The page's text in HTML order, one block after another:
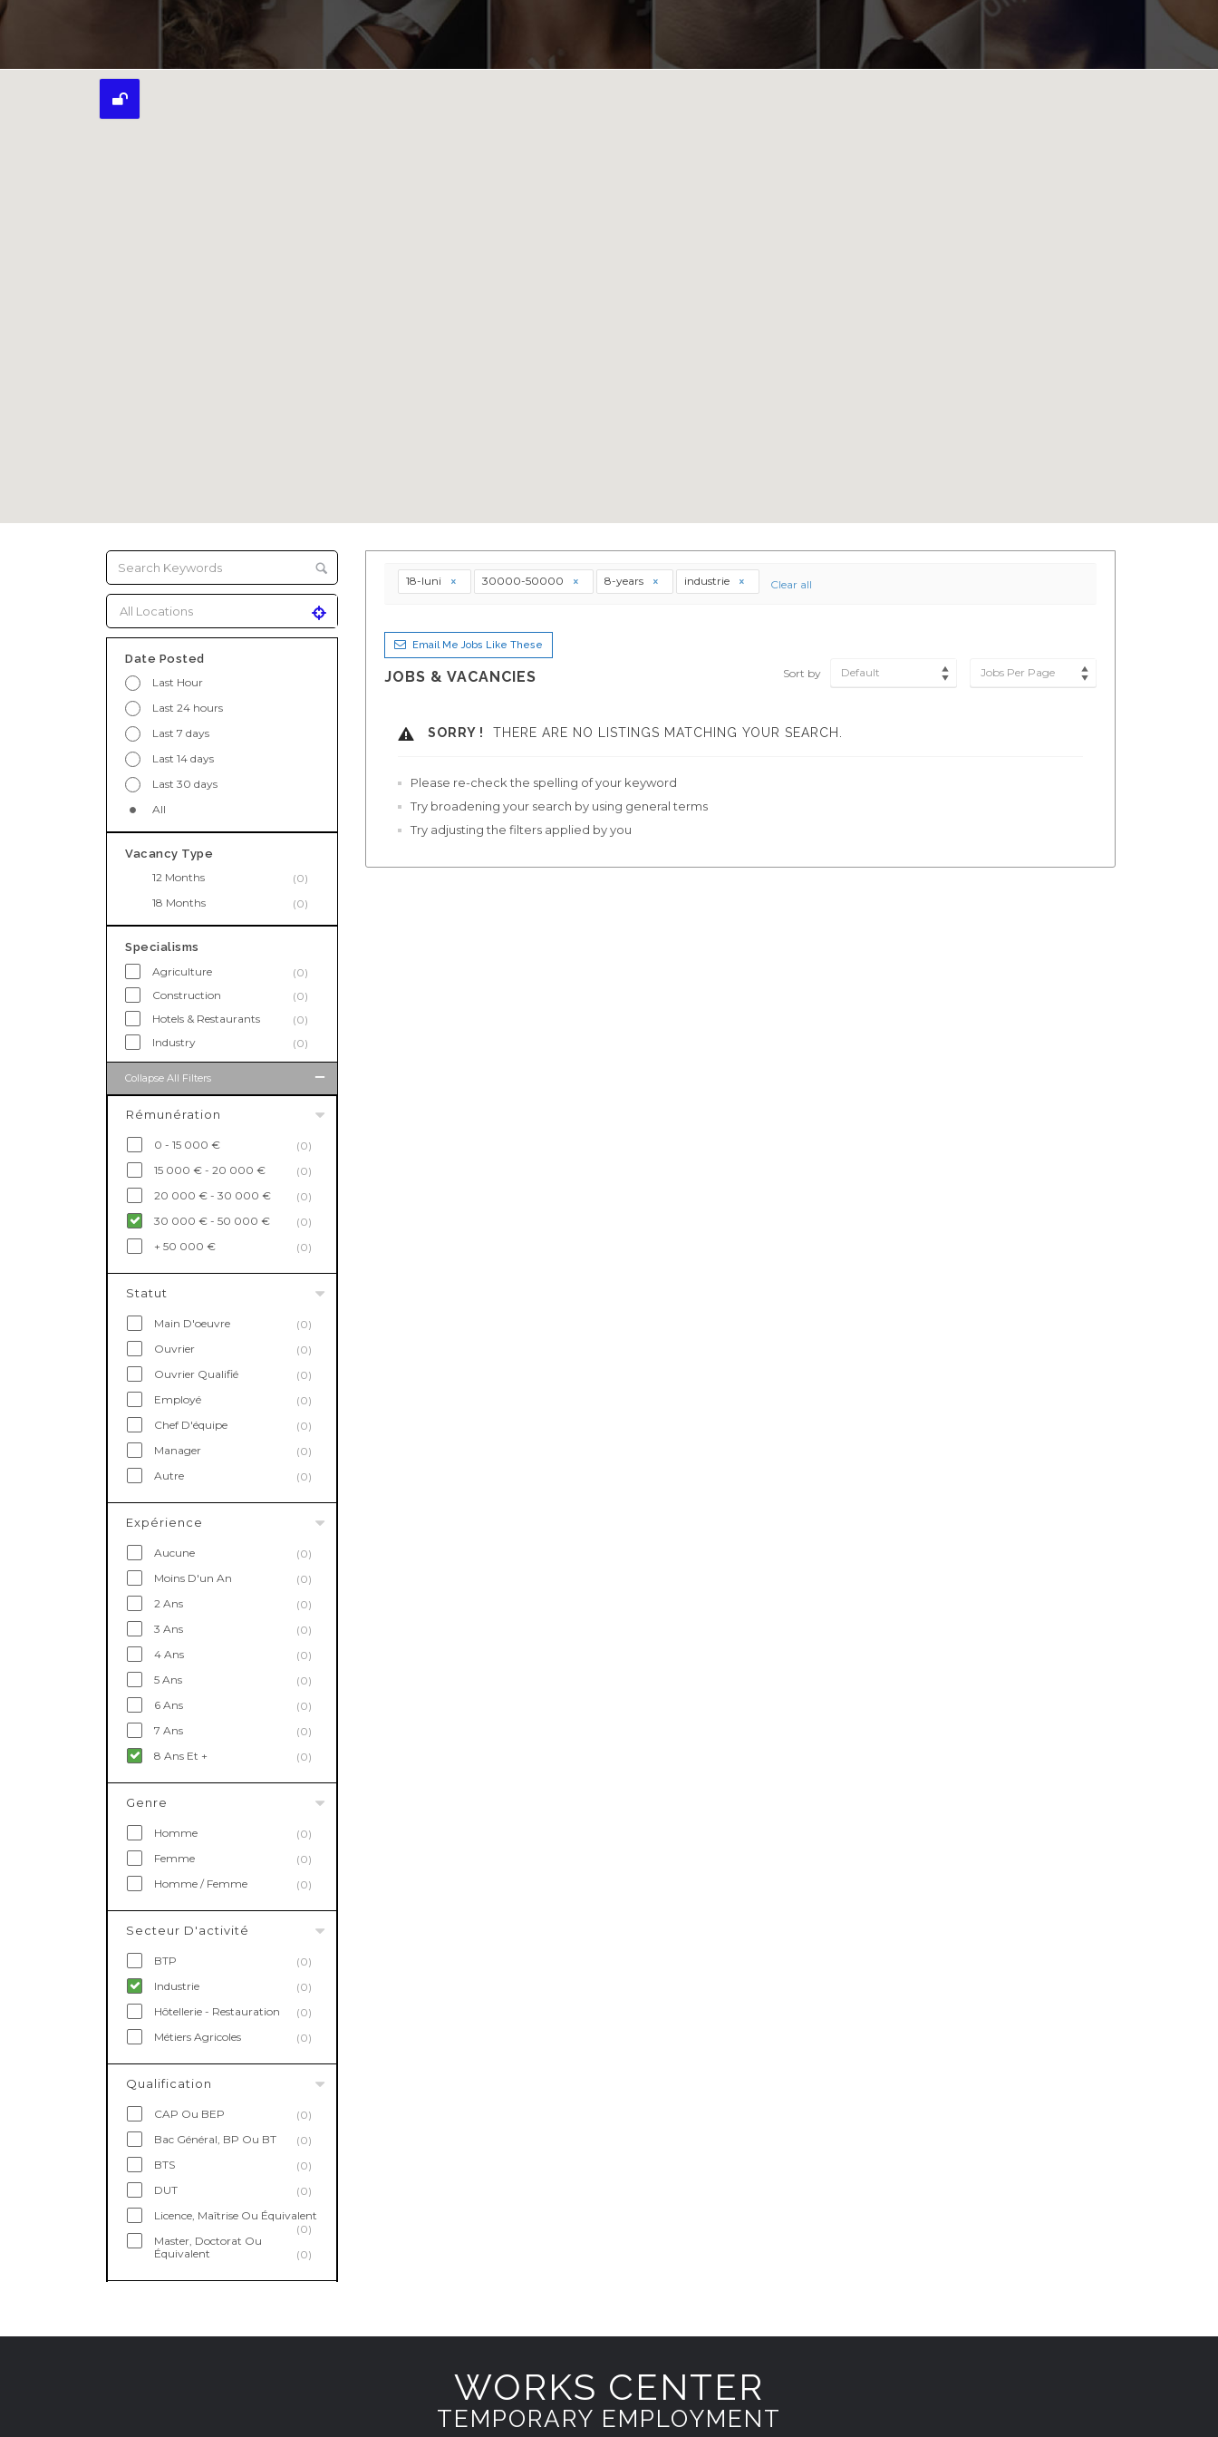
Date Posted
Last Hour
Last 24 hours
Last 7 days
Last 14 days
Last 30 days
All
Vacancy Type
12 Months
(0)
18 Months
(0)
Specialisms
Agriculture
(0)
Construction
(0)
Hotels & Restaurants
(0)
Industry
(0)
Collapse All Filters
Rémunération
0 - 15 000 €
(0)
15 000 € - 20 000 €
(0)
20 000 € - 30 000 €
(0)
30 000 € - 50 000 €
(0)
+ 50 000 €
(0)
Statut
Main D'oeuvre
(0)
Ouvrier
(0)
Ouvrier Qualifié
(0)
Employé
(0)
Chef D'équipe
(0)
Manager
(0)
Autre
(0)
Expérience
Aucune
(0)
Moins D'un An
(0)
2 Ans
(0)
3 Ans
(0)
4 Ans
(0)
5 Ans
(0)
6 Ans
(0)
7 Ans
(0)
8 Ans Et +
(0)
Genre
Homme
(0)
Femme
(0)
Homme / Femme
(0)
Secteur D'activité
BTP
(0)
Industrie
(0)
Hôtellerie - Restauration
(0)
Métiers Agricoles
(0)
Qualification
CAP Ou BEP
(0)
Bac Général, BP Ou BT
(0)
BTS
(0)
DUT
(0)
Licence, Maîtrise Ou Équivalent
(0)
Master, Doctorat Ou
Équivalent
(0)
18-luni 30000-50000 8-years industrie Clear all
Email Me Jobs Like These
JOBS & VACANCIES Sort by Default Jobs Per Page
SORRY ! THERE ARE NO LISTINGS MATCHING YOUR SEARCH.
Please re-check the spelling of your keyword
Try broadening your search by using general terms
Try adjusting the filters applied by you
WORKS CENTER
TEMPORARY EMPLOYMENT